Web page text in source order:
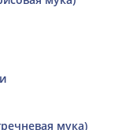
мука)